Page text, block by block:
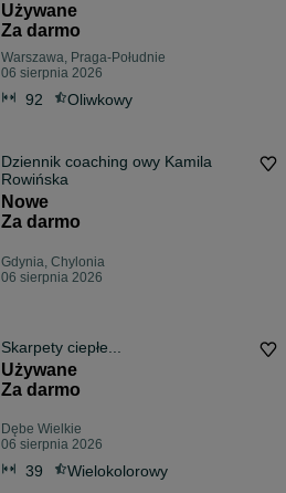
Używane
Za darmo
Warszawa, Praga-Południe
06 sierpnia 2026
92 Oliwkowy
Dziennik coaching owy Kamila
Rowińska
Nowe
Za darmo
Gdynia, Chylonia
06 sierpnia 2026
Skarpety ciepłe...
Używane
Za darmo
Dębe Wielkie
06 sierpnia 2026
39 Wielokolorowy